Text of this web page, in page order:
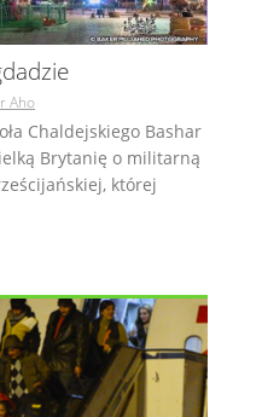
Aho
Chaldejskiego Bashar
Brytanię o militarną
której